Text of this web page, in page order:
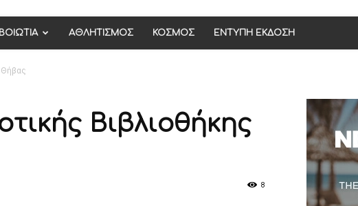
ΒΟΙΩΤΙΑ ΑΘΛΗΤΙΣΜΟΣ ΚΟΣΜΟΣ ΕΝΤΥΠΗ ΕΚΔΟΣΗ
Θήβας
Βιβλιοθήκης
8